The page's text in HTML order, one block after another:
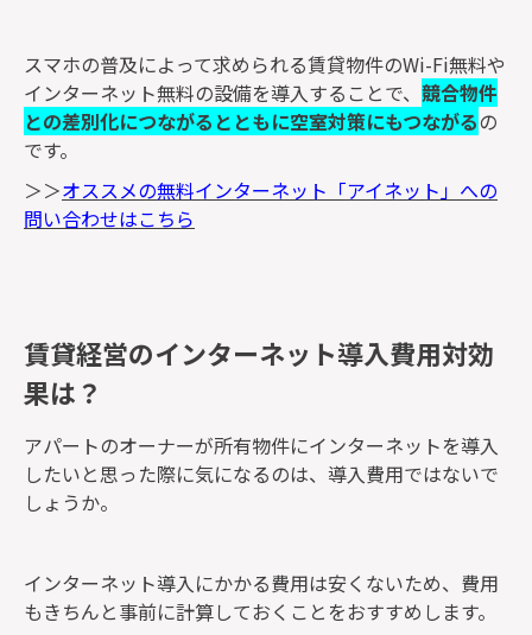
スマホの普及によって求められる賃貸物件のWi-Fi無料や
インターネット無料の設備を導入することで、 競合物件
との差別化につながるとともに空室対策にもつながるの
です。
＞＞オススメの無料インターネット「アイネット」への
問い合わせはこちら
賃貸経営のインターネット導入費用対効
果は？
アパートのオーナーが所有物件にインターネットを導入
したいと思った際に気になるのは、導入費用ではないで
しょうか。
インターネット導入にかかる費用は安くないため、費用
もきちんと事前に計算しておくことをおすすめします。